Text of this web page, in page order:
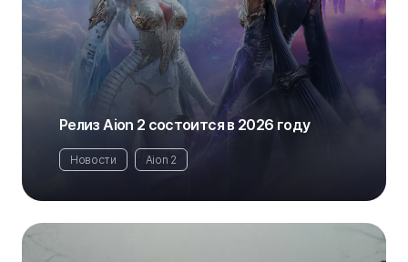
Релиз Aion 2 состоится в 2026 году
Новости Aion 2